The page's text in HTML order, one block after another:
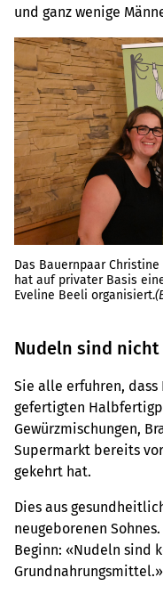
und ganz wenige
Das Bauernpaar
hat auf privater Basis
Eveline Beeli organisiert.
Nudeln sind
Sie alle erfuhren,
gefertigten
Gewürzmischungen,
Supermarkt bereits
gekehrt hat.
Dies aus
neugeborenen
Beginn: «Nudeln sind
Grundnahrungsmittel.»